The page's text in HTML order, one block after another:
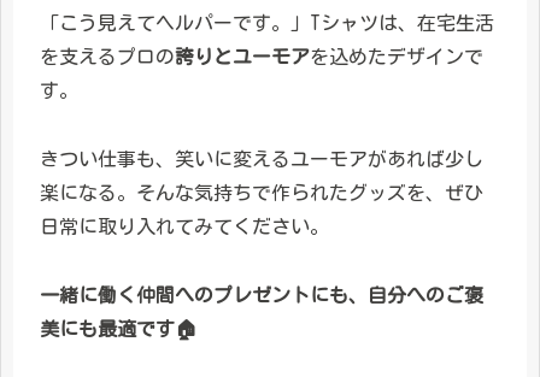
「こう見えてヘルパーです。」Tシャツは、在宅生活
を支えるプロの誇りとユーモアを込めたデザインで
す。
きつい仕事も、笑いに変えるユーモアがあれば少し
楽になる。そんな気持ちで作られたグッズを、ぜひ
日常に取り入れてみてください。
一緒に働く仲間へのプレゼントにも、自分へのご褒
美にも最適です🏠